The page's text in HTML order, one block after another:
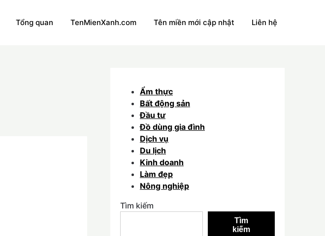
Tổng quan TenMienXanh.com Tên miền mới cập nhật Liên hệ
Ẩm thực
Bất động sản
Đầu tư
Đồ dùng gia đình
Dịch vụ
Du lịch
Kinh doanh
Làm đẹp
Nông nghiệp
Tìm kiếm
Tìm
kiếm